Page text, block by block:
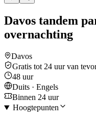
Davos tandem
overnachting
Davos
Gratis tot 24 uur van
48 uur
Duits · Engels
Binnen 24 uur
Hoogtepunten